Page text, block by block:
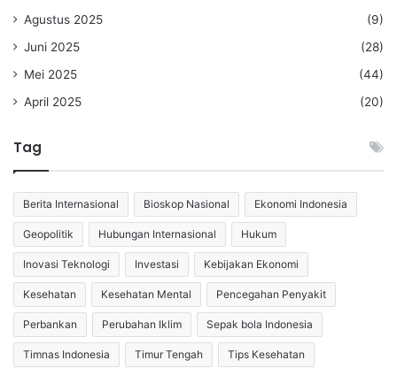
Agustus 2025
(9)
Juni 2025
(28)
Mei 2025
(44)
April 2025
(20)
Tag
Berita Internasional Bioskop Nasional Ekonomi Indonesia
Geopolitik Hubungan Internasional Hukum
Inovasi Teknologi Investasi Kebijakan Ekonomi
Kesehatan Kesehatan Mental Pencegahan Penyakit
Perbankan Perubahan Iklim Sepak bola Indonesia
Timnas Indonesia Timur Tengah Tips Kesehatan